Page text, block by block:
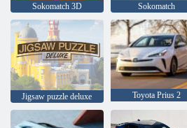
Sokomatch 3D Sokomatch
Jigsaw puzzle deluxe Toyota Prius 2